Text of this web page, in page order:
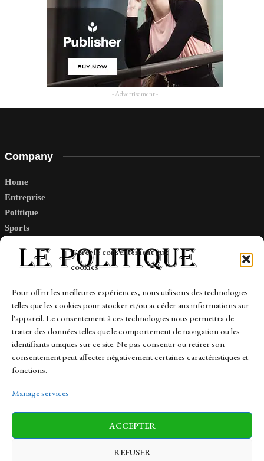
Gérer le consentement aux
cookies
Pour offrir les meilleures expériences, nous utilisons des technologies
telles que les cookies pour stocker et/ou accéder aux informations sur
l'appareil. Le consentement à ces technologies nous permettra de
traiter des données telles que le comportement de navigation ou les
identifiants uniques sur ce site. Ne pas consentir ou retirer son
consentement peut affecter négativement certaines caractéristiques et
fonctions.
Manage services
ACCEPTER
REFUSER
- Advertisement -
Company
Home
Entreprise
Politique
Sports
Links
Contact
Sitemap
News Finance-Marches Politics
Business Tech Health Sports Travel